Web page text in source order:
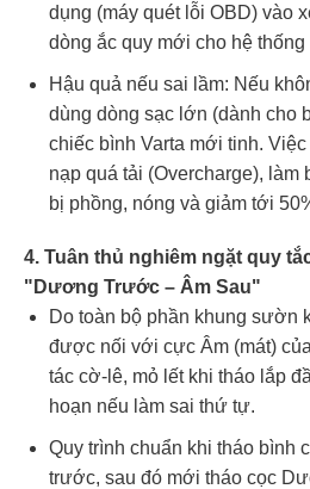
dụng (máy quét lỗi OBD) vào
dòng ắc quy mới cho hệ thống
Hậu quả nếu sai lầm: Nếu
dùng dòng sạc lớn (dành cho
chiếc bình Varta mới tinh.
nạp quá tải (Overcharge), làm
bị phồng, nóng và giảm tới
4. Tuân thủ nghiêm ngặt quy
"Dương Trước – Âm Sau"
Do toàn bộ phần khung sườn
được nối với cực Âm (mát)
tác cờ-lê, mỏ lết khi tháo lắp
hoạn nếu làm sai thứ tự.
Quy trình chuẩn khi tháo bình
trước, sau đó mới tháo cọc